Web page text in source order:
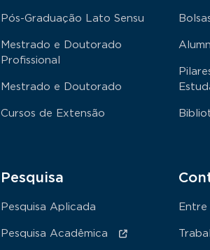
Pós-Graduação Lato Sensu
Mestrado e Doutorado
Profissional
Mestrado e Doutorado
Cursos de Extensão
Pesquisa
Pesquisa Aplicada
Pesquisa Acadêmica